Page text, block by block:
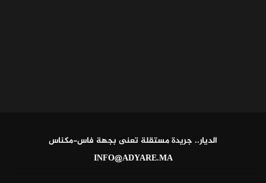
الديار.. جريدة مستقلة تعنى بجهة فاس-مكناس
INFO@ADYARE.MA